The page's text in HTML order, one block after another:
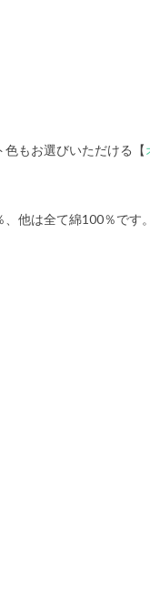
もお選びいただける【
他は全て綿100％です。